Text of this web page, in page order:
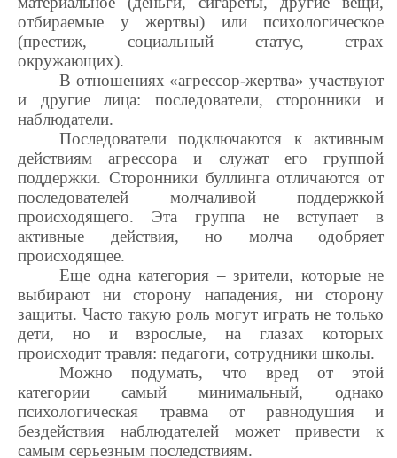
отбираемые у жертвы) или психологическое
(престиж, социальный статус, страх
окружающих).
В отношениях «агрессор-жертва» участвуют
и другие лица: последователи, сторонники и
наблюдатели.
Последователи подключаются к активным
действиям агрессора и служат его группой
поддержки. Сторонники буллинга отличаются от
последователей молчаливой поддержкой
происходящего. Эта группа не вступает в
активные действия, но молча одобряет
происходящее.
Еще одна категория – зрители, которые не
выбирают ни сторону нападения, ни сторону
защиты. Часто такую роль могут играть не только
дети, но и взрослые, на глазах которых
происходит травля: педагоги, сотрудники школы.
Можно подумать, что вред от этой
категории самый минимальный, однако
психологическая травма от равнодушия и
бездействия наблюдателей может привести к
самым серьезным последствиям.